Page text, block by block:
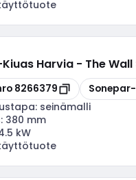
Kiuas Harvia - The Wall
8266379 Kopioi
seinämalli
380 mm
kW